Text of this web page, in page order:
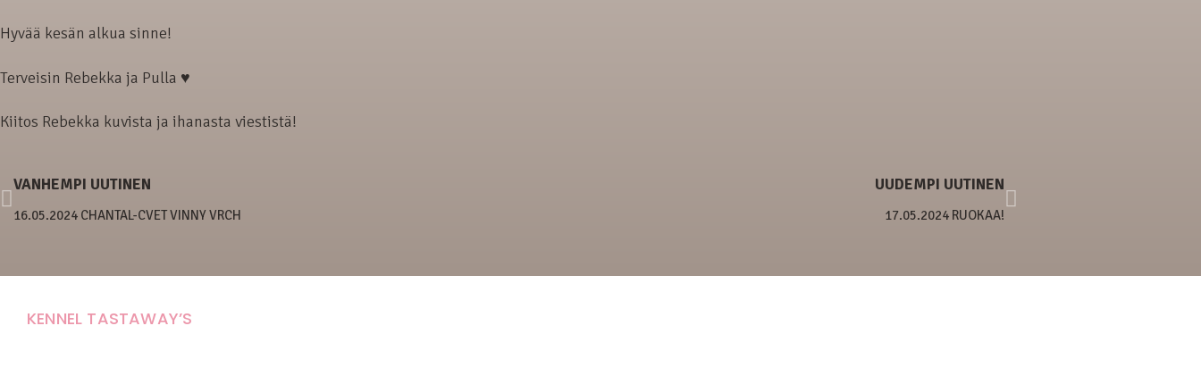
Hyvää kesän alkua sinne!
Terveisin Rebekka ja Pulla ♥
Kiitos Rebekka kuvista ja ihanasta viestistä!
VANHEMPI UUTINEN
16.05.2024 CHANTAL-CVET VINNY VRCH
UUDEMPI UUTINEN
17.05.2024 RUOKAA!
KENNEL TASTAWAY’S